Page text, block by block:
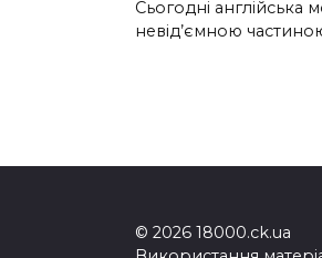
Сьогодні англійська
невід’ємною
© 2026 18000.ck.ua